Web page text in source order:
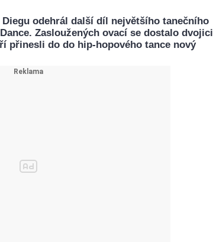
Diegu odehrál další díl největšího tanečního
Zasloužených ovací se dostalo dvojici
přinesli do do hip-hopového tance nový